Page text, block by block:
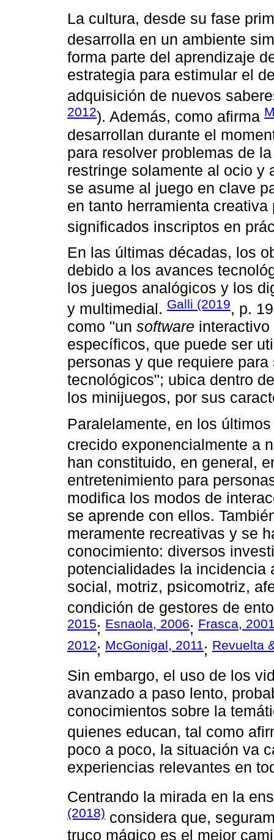
La cultura, desde su fase
desarrolla en un ambiente
forma parte del aprendizaje
estrategia para estimular el
adquisición de nuevos
2012). Además, como afirma
desarrollan durante el
para resolver problemas de
restringe solamente al ocio y
se asume al juego en clave
en tanto herramienta
significados inscriptos en
En las últimas décadas, los
debido a los avances
los juegos analógicos y los
y multimedial. Galli (2019, p.
como "un software
específicos, que puede ser
personas y que requiere
tecnológicos"; ubica dentro
los minijuegos, por sus
Paralelamente, en los
crecido exponencialmente a
han constituido, en general,
entretenimiento para
modifica los modos de
se aprende con ellos.
meramente recreativas y se
conocimiento: diversos
potencialidades la
social, motriz, psicomotriz,
condición de gestores de
2015; Esnaola, 2006; Frasca,
2012; McGonigal, 2011 ; Revuelta
Sin embargo, el uso de los
avanzado a paso lento,
conocimientos sobre la
quienes educan, tal como
poco a poco, la situación va
experiencias relevantes en
Centrando la mirada en la
(2018) considera que,
truco mágico es el mejor